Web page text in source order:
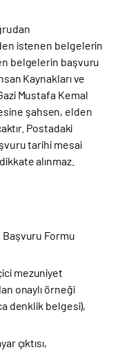
istenen belgelerin
belgelerin başvuru
Kaynakları ve
Mustafa Kemal
şahsen, elden
Postadaki
tarihi mesai
alınmaz.
Başvuru Formu
mezuniyet
onaylı örneği
denklik belgesi),
çıktısı,